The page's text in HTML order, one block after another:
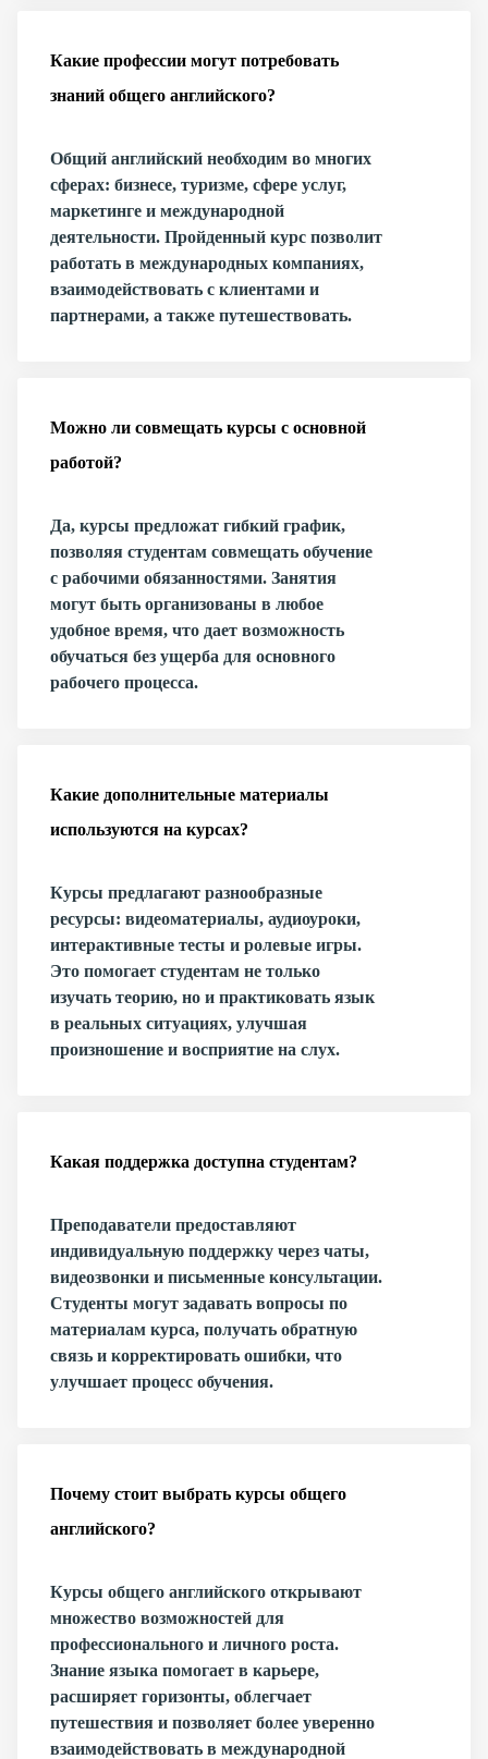
Какие профессии могут потребовать
знаний общего английского?
Общий английский необходим во многих
сферах: бизнесе, туризме, сфере услуг,
маркетинге и международной
деятельности. Пройденный курс позволит
работать в международных компаниях,
взаимодействовать с клиентами и
партнерами, а также путешествовать.
Можно ли совмещать курсы с основной
работой?
Да, курсы предложат гибкий график,
позволяя студентам совмещать обучение
с рабочими обязанностями. Занятия
могут быть организованы в любое
удобное время, что дает возможность
обучаться без ущерба для основного
рабочего процесса.
Какие дополнительные материалы
используются на курсах?
Курсы предлагают разнообразные
ресурсы: видеоматериалы, аудиоуроки,
интерактивные тесты и ролевые игры.
Это помогает студентам не только
изучать теорию, но и практиковать язык
в реальных ситуациях, улучшая
произношение и восприятие на слух.
Какая поддержка доступна студентам?
Преподаватели предоставляют
индивидуальную поддержку через чаты,
видеозвонки и письменные консультации.
Студенты могут задавать вопросы по
материалам курса, получать обратную
связь и корректировать ошибки, что
улучшает процесс обучения.
Почему стоит выбрать курсы общего
английского?
Курсы общего английского открывают
множество возможностей для
профессионального и личного роста.
Знание языка помогает в карьере,
расширяет горизонты, облегчает
путешествия и позволяет более уверенно
взаимодействовать в международной